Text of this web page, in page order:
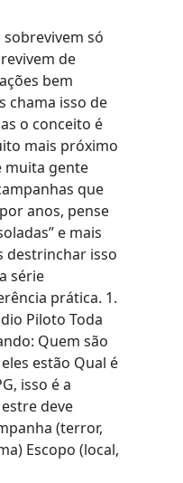
só
de
bem
chama isso de
o conceito é
mais próximo
muita gente
que
anos, pense
e mais
destrinchar isso
série
prática. 1.
Piloto Toda
Quem são
estão Qual é
isso é a
deve
(terror,
Escopo (local,